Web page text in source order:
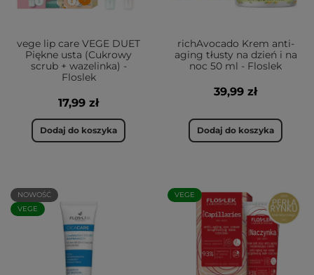
vege lip care VEGE DUET
Piękne usta (Cukrowy
scrub + wazelinka) -
Floslek
17,99 zł
Dodaj do koszyka
richAvocado Krem anti-
aging tłusty na dzień i na
noc 50 ml - Floslek
39,99 zł
Dodaj do koszyka
NOWOŚĆ
VEGE
VEGE